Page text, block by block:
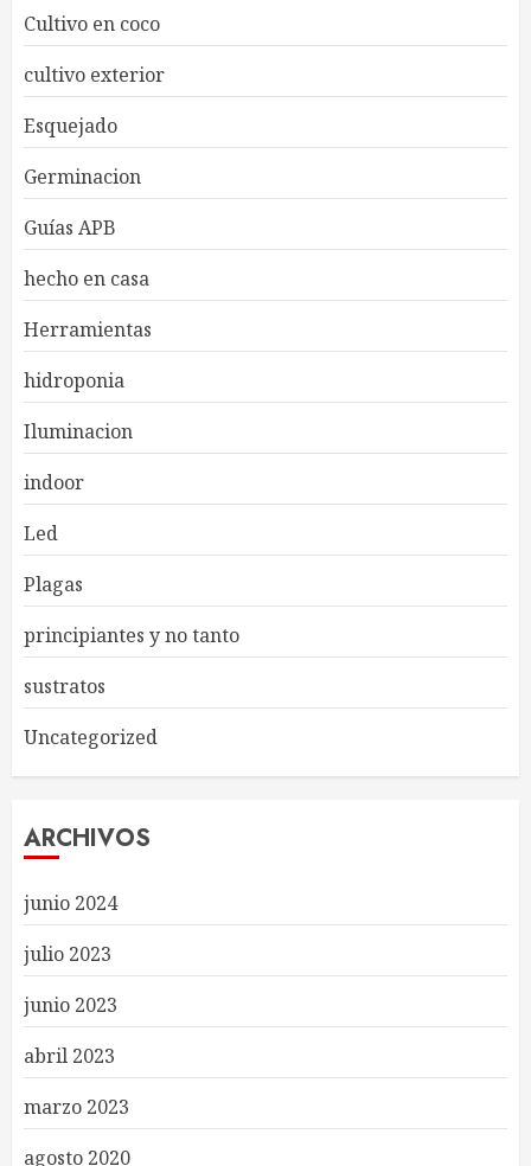
Cultivo en coco
cultivo exterior
Esquejado
Germinacion
Guías APB
hecho en casa
Herramientas
hidroponia
Iluminacion
indoor
Led
Plagas
principiantes y no tanto
sustratos
Uncategorized
ARCHIVOS
junio 2024
julio 2023
junio 2023
abril 2023
marzo 2023
agosto 2020